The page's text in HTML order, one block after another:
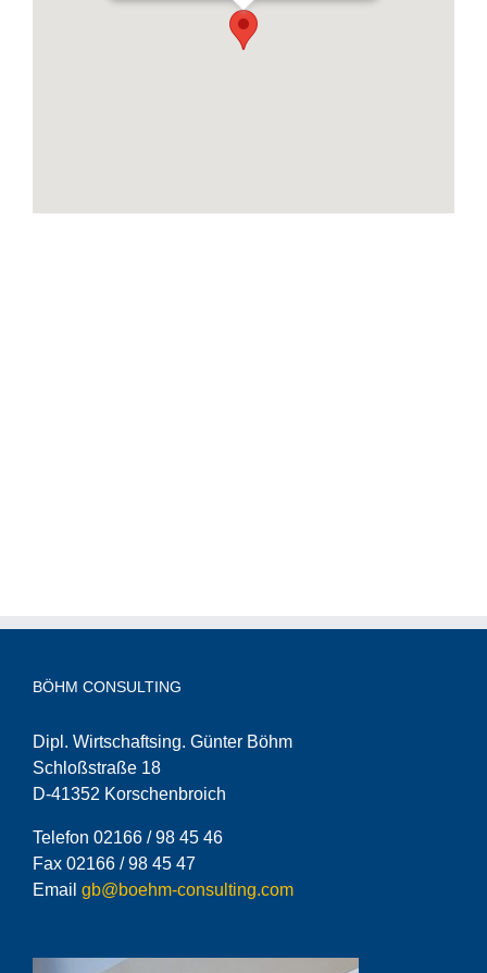
BÖHM CONSULTING
Dipl. Wirtschaftsing. Günter Böhm
Schloßstraße 18
D-41352 Korschenbroich
Telefon 02166 / 98 45 46
Fax 02166 / 98 45 47
Email gb@boehm-consulting.com